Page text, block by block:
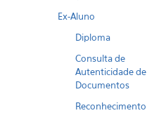
Ex-Aluno
Diploma
Consulta de
Autenticidade de
Documentos
Reconhecimento